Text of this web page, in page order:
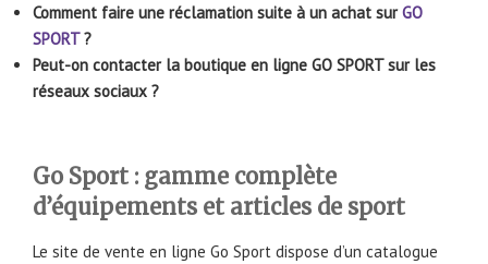
Comment faire une réclamation suite à un achat surGO
SPORT?
Peut-on contacter la boutique en ligne GO SPORT sur les
réseaux sociaux ?
Go Sport : gamme complète
d’équipements et articles de sport
Le site de vente en ligne Go Sport dispose d’un catalogue